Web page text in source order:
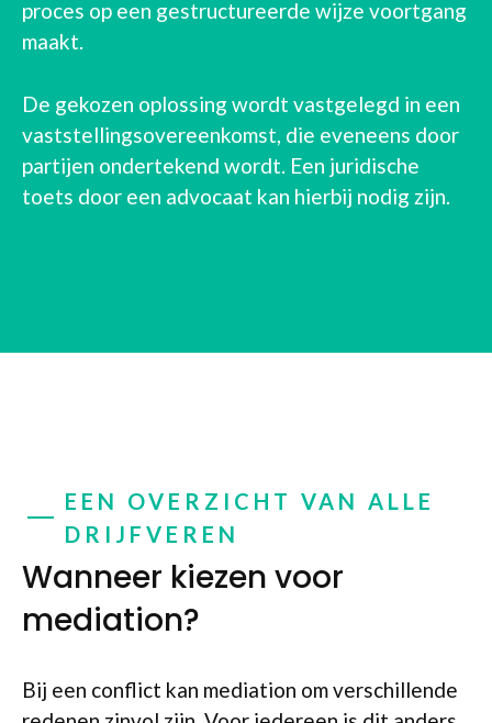
proces op een gestructureerde wijze voortgang
maakt.
De gekozen oplossing wordt vastgelegd in een
vaststellingsovereenkomst, die eveneens door
partijen ondertekend wordt. Een juridische
toets door een advocaat kan hierbij nodig zijn.
EEN OVERZICHT VAN ALLE
DRIJFVEREN
Wanneer kiezen voor
mediation?
Bij een conflict kan mediation om verschillende